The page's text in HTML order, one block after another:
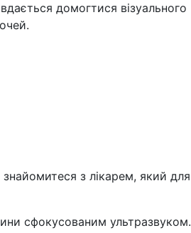
домогтися візуального
з лікарем, який для
сфокусованим ультразвуком.